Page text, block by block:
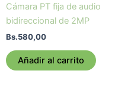
Cámara PT fija de audio
bidireccional de 2MP
Bs.580,00
Añadir al carrito